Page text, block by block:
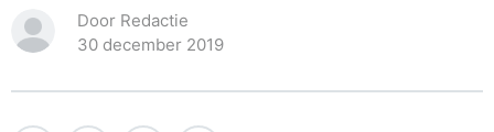
Door Redactie
30 december 2019